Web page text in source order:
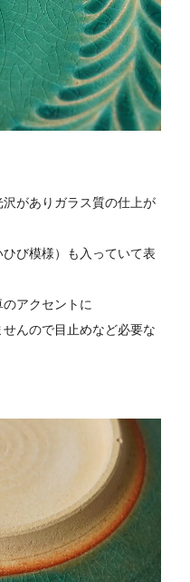
がありガラス質の仕上が
び模様）も入っていて表
アクセントに
んので目止めなど必要な